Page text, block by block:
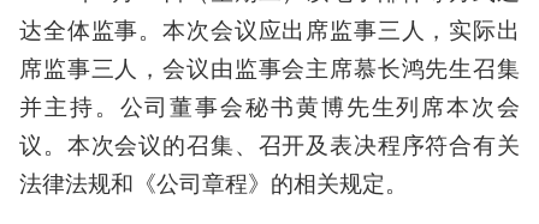
达全体监事。本次会议应出席监事三人，实际出
席监事三人，会议由监事会主席慕长鸿先生召集
并主持。公司董事会秘书黄博先生列席本次会
议。本次会议的召集、召开及表决程序符合有关
法律法规和《公司章程》的相关规定。